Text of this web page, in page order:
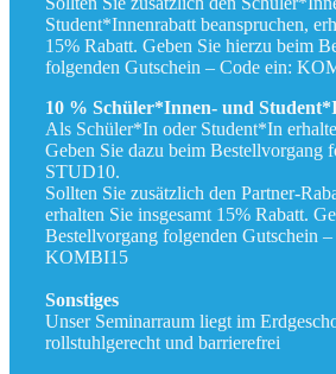
Student*Innenrabatt beanspruchen,
15% Rabatt. Geben Sie hierzu beim
folgenden Gutschein – Code ein:
10 % Schüler*Innen- und
Als Schüler*In oder Student*In
Geben Sie dazu beim Bestellvorgang
STUD10.
Sollten Sie zusätzlich den Partner-
erhalten Sie insgesamt 15% Rabatt.
Bestellvorgang folgenden Gutschein
KOMBI15
Sonstiges
Unser Seminarraum liegt im
rollstuhlgerecht und barrierefrei